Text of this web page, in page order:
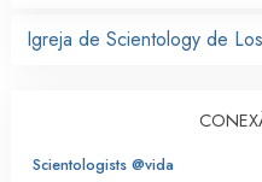
Igreja de Scientology de
Scientologists @vida